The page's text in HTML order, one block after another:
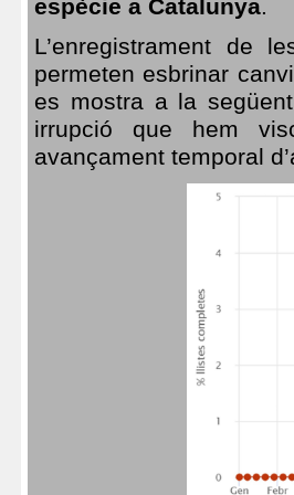
espècie a Catalunya.
L’enregistrament de
permeten esbrinar
es mostra a la
irrupció que hem
avançament temporal